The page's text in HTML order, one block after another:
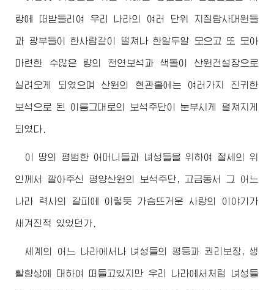
랑에 떠받들리여 우리 나라의 여러 단위 지질탐사대원들
과 광부들이 한사람같이 떨쳐나 한알두알 모으고 또 모아
마련한 수많은 량의 천연보석과 색돌이 산원건설장으로
실려오게 되였으며 산원의 현관홀에는 여러가지 진귀한
보석으로 된 이름그대로의 보석주단이 눈부시게 펼쳐지게
되였다.
이 땅의 평범한 어머니들과 녀성들을 위하여 절세의 위
인께서 깔아주신 평양산원의 보석주단, 고금동서 그 어느
나라 력사의 갈피에 이렇듯 가슴뜨거운 사랑의 이야기가
새겨진적 있었던가.
세계의 어느 나라에서나 녀성들의 평등과 권리보장, 생
활향상에 대하여 떠들고있지만 우리 나라에서처럼 녀성들